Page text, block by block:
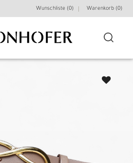
Wunschliste (0) Warenkorb (0)